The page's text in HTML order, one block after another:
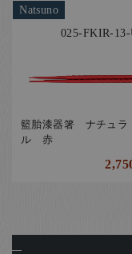
Natsuno
025-FKIR-
籃胎漆器箸 ナチュラ
ル 赤